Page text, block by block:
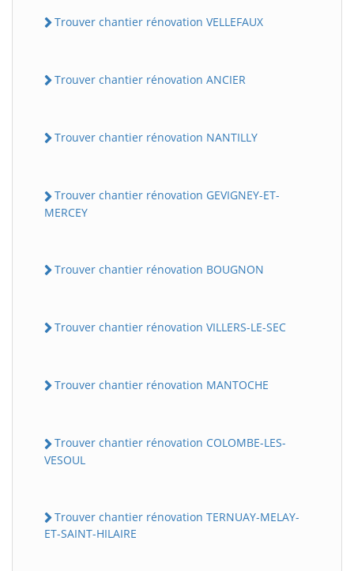
Trouver chantier rénovation VELLEFAUX
Trouver chantier rénovation ANCIER
Trouver chantier rénovation NANTILLY
Trouver chantier rénovation GEVIGNEY-ET-
MERCEY
Trouver chantier rénovation BOUGNON
Trouver chantier rénovation VILLERS-LE-SEC
Trouver chantier rénovation MANTOCHE
Trouver chantier rénovation COLOMBE-LES-
VESOUL
Trouver chantier rénovation TERNUAY-MELAY-
ET-SAINT-HILAIRE